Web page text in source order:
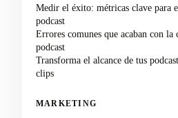
Medir el éxito: métricas clave para
podcast
Errores comunes que acaban con
podcast
Transforma el alcance de tus
clips
MARKETING